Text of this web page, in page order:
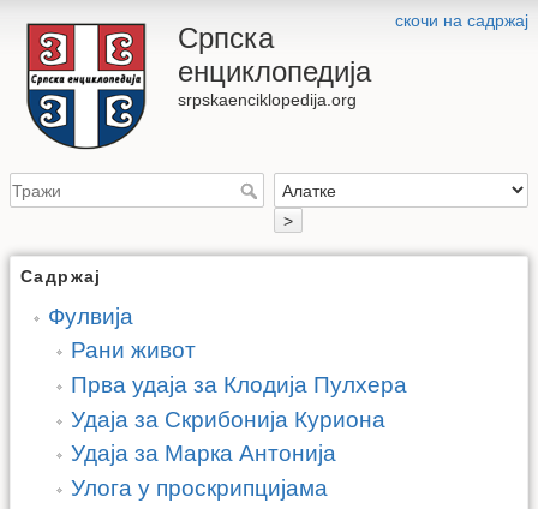
скочи на садржај
Српска
енциклопедија
srpskaenciklopedija.org
>
Садржај
Фулвија
Рани живот
Прва удаја за Клодија Пулхера
Удаја за Скрибонија Куриона
Удаја за Марка Антонија
Улога у проскрипцијама